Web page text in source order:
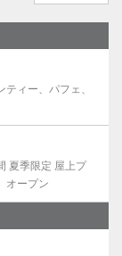
ィー、パフェ、
夏季限定 屋上プ
オープン